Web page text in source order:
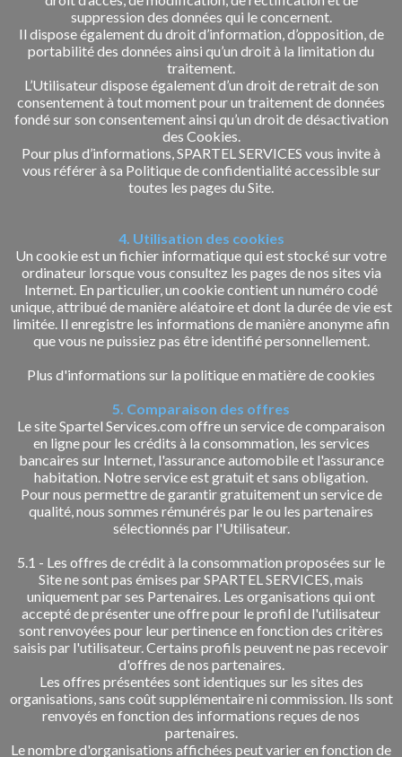
suppression des données qui le concernent.
Il dispose également du droit d’information, d’opposition, de
portabilité des données ainsi qu’un droit à la limitation du
traitement.
L’Utilisateur dispose également d’un droit de retrait de son
consentement à tout moment pour un traitement de données
fondé sur son consentement ainsi qu’un droit de désactivation
des Cookies.
Pour plus d’informations, SPARTEL SERVICES vous invite à
vous référer à sa Politique de confidentialité accessible sur
toutes les pages du Site.
4. Utilisation des cookies
Un cookie est un fichier informatique qui est stocké sur votre
ordinateur lorsque vous consultez les pages de nos sites via
Internet. En particulier, un cookie contient un numéro codé
unique, attribué de manière aléatoire et dont la durée de vie est
limitée. Il enregistre les informations de manière anonyme afin
que vous ne puissiez pas être identifié personnellement.
Plus d'informations sur la politique en matière de cookies
5. Comparaison des offres
Le site Spartel Services.com offre un service de comparaison
en ligne pour les crédits à la consommation, les services
bancaires sur Internet, l'assurance automobile et l'assurance
habitation. Notre service est gratuit et sans obligation.
Pour nous permettre de garantir gratuitement un service de
qualité, nous sommes rémunérés par le ou les partenaires
sélectionnés par l'Utilisateur.
5.1 - Les offres de crédit à la consommation proposées sur le
Site ne sont pas émises par SPARTEL SERVICES, mais
uniquement par ses Partenaires. Les organisations qui ont
accepté de présenter une offre pour le profil de l'utilisateur
sont renvoyées pour leur pertinence en fonction des critères
saisis par l'utilisateur. Certains profils peuvent ne pas recevoir
d'offres de nos partenaires.
Les offres présentées sont identiques sur les sites des
organisations, sans coût supplémentaire ni commission. Ils sont
renvoyés en fonction des informations reçues de nos
partenaires.
Le nombre d'organisations affichées peut varier en fonction de